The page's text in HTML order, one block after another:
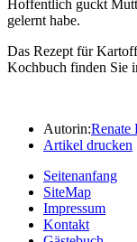
Hoffentlich guckt
gelernt habe.
Das Rezept für
Kochbuch finden Sie
Autorin:Renate
Artikel drucken
Seitenanfang
SiteMap
Impressum
Kontakt